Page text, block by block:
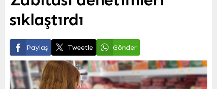
sıklaştırdı
Paylaş Tweetle Gönder